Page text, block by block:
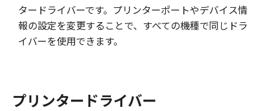
タードライバーです。プリンターポートやデバイス情
報の設定を変更することで、すべての機種で同じドラ
イバーを使用できます。
プリンタードライバー